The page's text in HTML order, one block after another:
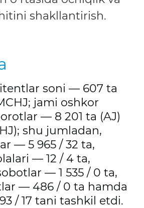
shakllantirish.
soni — 607 ta
jami oshkor
— 8 201 ta (AJ)
shu jumladan,
— 5 965 / 32 ta,
— 12 / 4 ta,
— 1 535 / 0 ta,
— 486 / 0 ta hamda
/ 17 tani tashkil etdi.